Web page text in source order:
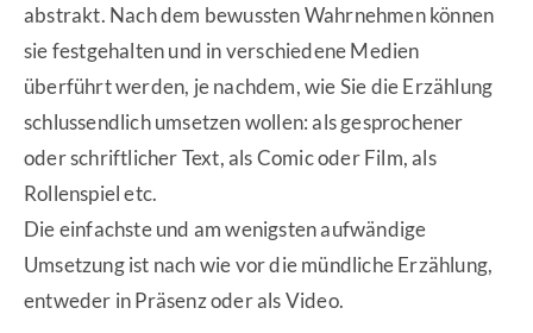
abstrakt. Nach dem bewussten Wahrnehmen können
sie festgehalten und in verschiedene Medien
überführt werden, je nachdem, wie Sie die Erzählung
schlussendlich umsetzen wollen: als gesprochener
oder schriftlicher Text, als Comic oder Film, als
Rollenspiel etc.
Die einfachste und am wenigsten aufwändige
Umsetzung ist nach wie vor die mündliche Erzählung,
entweder in Präsenz oder als Video.